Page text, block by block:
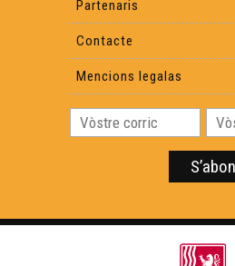
Libre 55 : Grizzly-John
Libre 56 : Cronicas de
Libre 57 : Un paisan
Partenaris
Contacte
Mencions legalas